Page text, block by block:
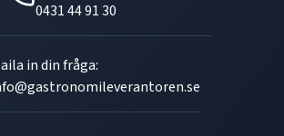
0431 44 91 30
in din fråga: